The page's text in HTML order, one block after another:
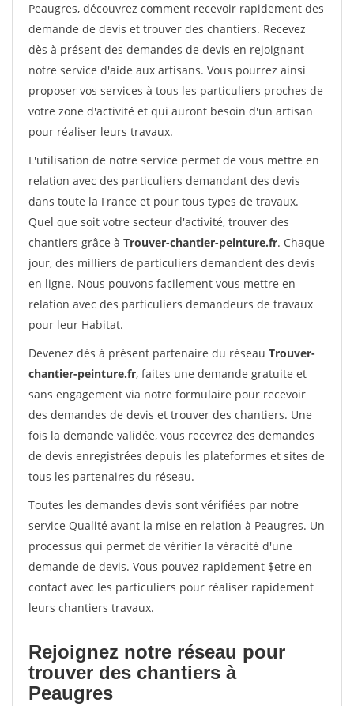
Peaugres, découvrez comment recevoir rapidement des
demande de devis et trouver des chantiers. Recevez
dès à présent des demandes de devis en rejoignant
notre service d'aide aux artisans. Vous pourrez ainsi
proposer vos services à tous les particuliers proches de
votre zone d'activité et qui auront besoin d'un artisan
pour réaliser leurs travaux.
L'utilisation de notre service permet de vous mettre en
relation avec des particuliers demandant des devis
dans toute la France et pour tous types de travaux.
Quel que soit votre secteur d'activité, trouver des
chantiers grâce à Trouver-chantier-peinture.fr. Chaque
jour, des milliers de particuliers demandent des devis
en ligne. Nous pouvons facilement vous mettre en
relation avec des particuliers demandeurs de travaux
pour leur Habitat.
Devenez dès à présent partenaire du réseau Trouver-
chantier-peinture.fr, faites une demande gratuite et
sans engagement via notre formulaire pour recevoir
des demandes de devis et trouver des chantiers. Une
fois la demande validée, vous recevrez des demandes
de devis enregistrées depuis les plateformes et sites de
tous les partenaires du réseau.
Toutes les demandes devis sont vérifiées par notre
service Qualité avant la mise en relation à Peaugres. Un
processus qui permet de vérifier la véracité d'une
demande de devis. Vous pouvez rapidement $etre en
contact avec les particuliers pour réaliser rapidement
leurs chantiers travaux.
Rejoignez notre réseau pour
trouver des chantiers à
Peaugres